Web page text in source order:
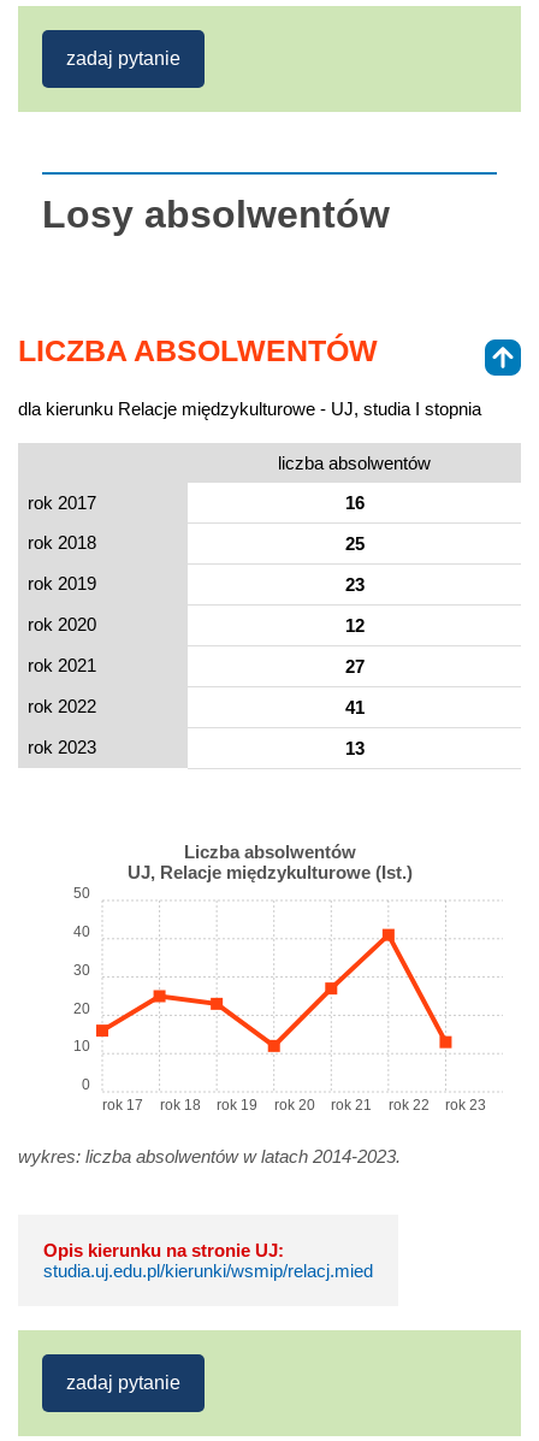
zadaj pytanie
Losy absolwentów
LICZBA ABSOLWENTÓW
dla kierunku Relacje międzykulturowe - UJ, studia I stopnia
liczba absolwentów
rok 2017
16
rok 2018
25
rok 2019
23
rok 2020
12
rok 2021
27
rok 2022
41
rok 2023
13
Liczba absolwentów
UJ, Relacje międzykulturowe (Ist.)
rok 17 rok 18 rok 19 rok 20 rok 21 rok 22 rok 23
0
10
20
30
40
50
wykres: liczba absolwentów w latach 2014-2023.
Opis kierunku na stronie UJ:
studia.uj.edu.pl/kierunki/wsmip/relacj.mied
zadaj pytanie